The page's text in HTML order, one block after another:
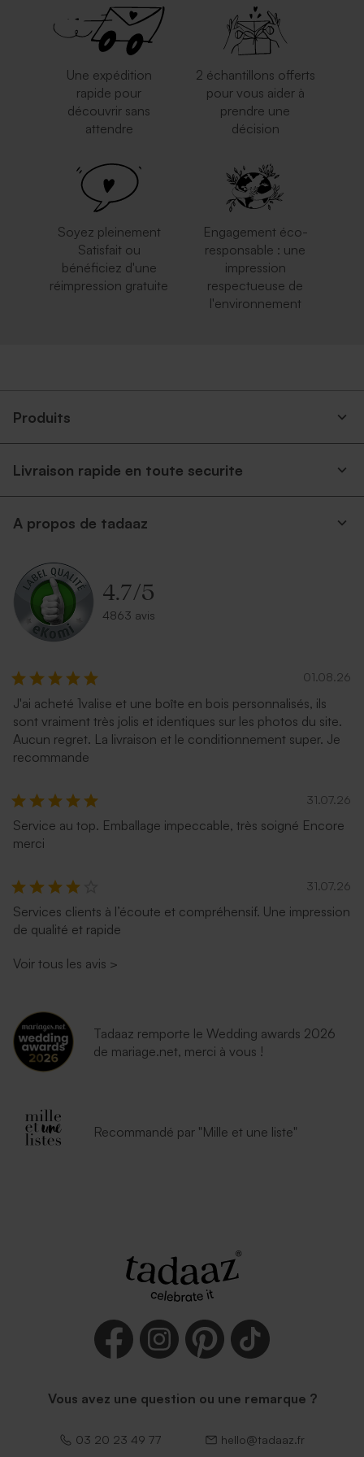
Carte vierge allongée double
volet effet brillant
rectangle arrondie double
volet effet brillant
Carte vierge rectangle
double volet effet brillant
volet effet brillant
Une expédition
rapide pour
découvrir sans
attendre
2 échantillons offerts
pour vous aider à
prendre une
décision
Soyez pleinement
Satisfait ou
bénéficiez d'une
réimpression gratuite
Engagement éco-
responsable : une
impression
respectueuse de
l'environnement
Produits
Livraison rapide en toute securite
A propos de tadaaz
4.7/5
4863 avis
01.08.26
J'ai acheté 1valise et une boîte en bois personnalisés, ils
sont vraiment très jolis et identiques sur les photos du site.
Aucun regret. La livraison et le conditionnement super. Je
recommande
31.07.26
Service au top. Emballage impeccable, très soigné Encore
merci
31.07.26
Services clients à l’écoute et compréhensif. Une impression
de qualité et rapide
Voir tous les avis >
Tadaaz remporte le Wedding awards 2026
de mariage.net, merci à vous !
Recommandé par "Mille et une liste"
Vous avez une question ou une remarque ?
03 20 23 49 77 hello@tadaaz.fr